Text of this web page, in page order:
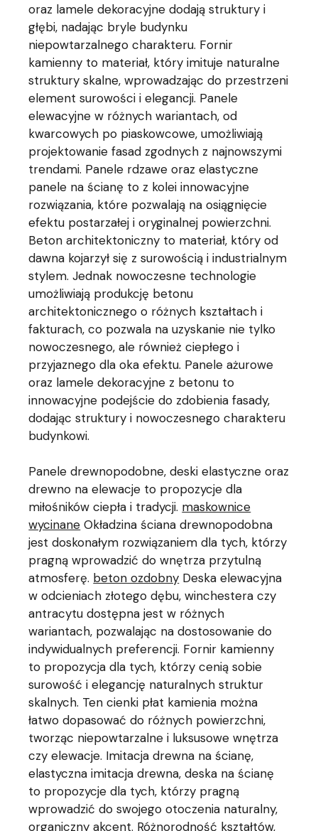
oraz lamele dekoracyjne dodają struktury i
głębi, nadając bryle budynku
niepowtarzalnego charakteru. Fornir
kamienny to materiał, który imituje naturalne
struktury skalne, wprowadzając do przestrzeni
element surowości i elegancji. Panele
elewacyjne w różnych wariantach, od
kwarcowych po piaskowcowe, umożliwiają
projektowanie fasad zgodnych z najnowszymi
trendami. Panele rdzawe oraz elastyczne
panele na ścianę to z kolei innowacyjne
rozwiązania, które pozwalają na osiągnięcie
efektu postarzałej i oryginalnej powierzchni.
Beton architektoniczny to materiał, który od
dawna kojarzył się z surowością i industrialnym
stylem. Jednak nowoczesne technologie
umożliwiają produkcję betonu
architektonicznego o różnych kształtach i
fakturach, co pozwala na uzyskanie nie tylko
nowoczesnego, ale również ciepłego i
przyjaznego dla oka efektu. Panele ażurowe
oraz lamele dekoracyjne z betonu to
innowacyjne podejście do zdobienia fasady,
dodając struktury i nowoczesnego charakteru
budynkowi.
Panele drewnopodobne, deski elastyczne oraz
drewno na elewacje to propozycje dla
miłośników ciepła i tradycji. maskownice
wycinane Okładzina ściana drewnopodobna
jest doskonałym rozwiązaniem dla tych, którzy
pragną wprowadzić do wnętrza przytulną
atmosferę. beton ozdobny Deska elewacyjna
w odcieniach złotego dębu, winchestera czy
antracytu dostępna jest w różnych
wariantach, pozwalając na dostosowanie do
indywidualnych preferencji. Fornir kamienny
to propozycja dla tych, którzy cenią sobie
surowość i elegancję naturalnych struktur
skalnych. Ten cienki płat kamienia można
łatwo dopasować do różnych powierzchni,
tworząc niepowtarzalne i luksusowe wnętrza
czy elewacje. Imitacja drewna na ścianę,
elastyczna imitacja drewna, deska na ścianę
to propozycje dla tych, którzy pragną
wprowadzić do swojego otoczenia naturalny,
organiczny akcent. Różnorodność kształtów,